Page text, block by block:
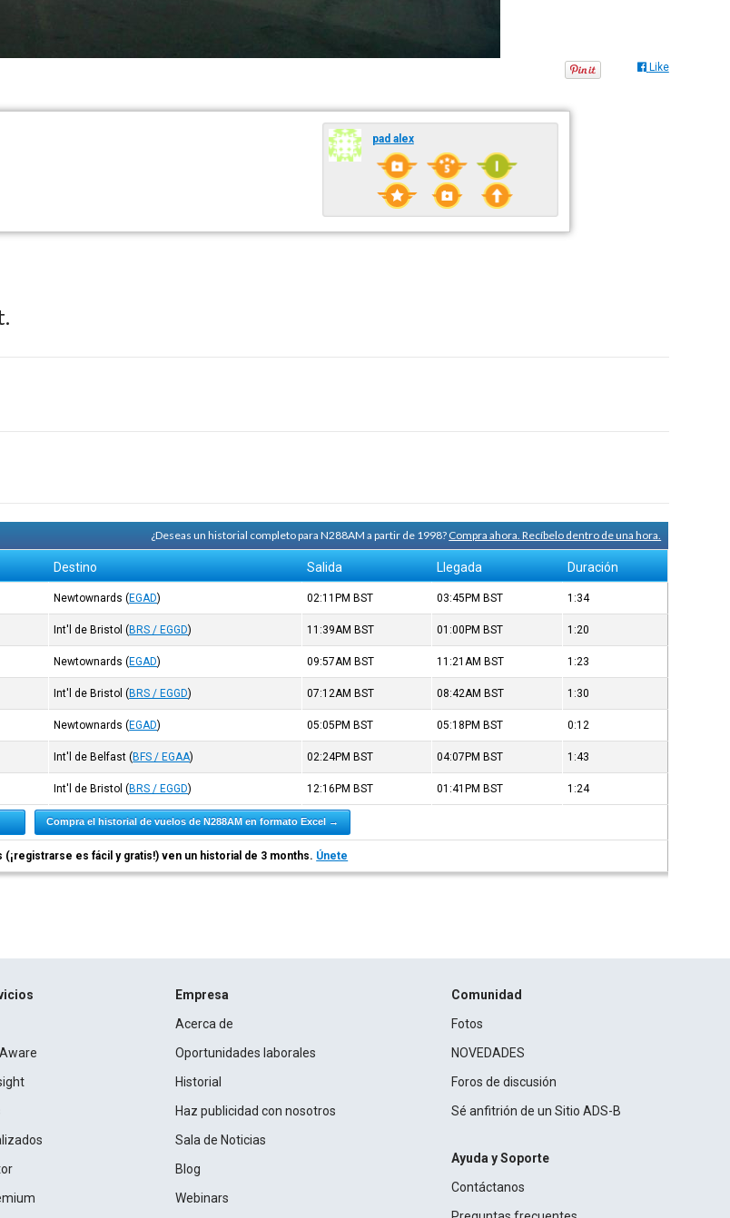
Like
pad alex
¿Deseas un historial completo para N288AM a partir de 1998?Compra ahora. Recíbelo dentro de una hora.
Destino Salida Llegada Duración
Newtownards (EGAD) 02:11PM BST 03:45PM BST 1:34
Int'l de Bristol (BRS / EGGD) 11:39AM BST 01:00PM BST 1:20
Newtownards (EGAD) 09:57AM BST 11:21AM BST 1:23
Int'l de Bristol (BRS / EGGD) 07:12AM BST 08:42AM BST 1:30
Newtownards (EGAD) 05:05PM BST 05:18PM BST 0:12
Int'l de Belfast (BFS / EGAA) 02:24PM BST 04:07PM BST 1:43
Int'l de Bristol (BRS / EGGD) 12:16PM BST 01:41PM BST 1:24
Compra el historial de vuelos de N288AM en formato Excel →
(¡registrarse es fácil y gratis!) ven un historial de 3 months. Únete
Empresa
Acerca de
Oportunidades laborales
Historial
Haz publicidad con nosotros
Sala de Noticias
Blog
Webinars
Comunidad
Fotos
NOVEDADES
Foros de discusión
Sé anfitrión de un Sitio ADS-B
Ayuda y Soporte
Contáctanos